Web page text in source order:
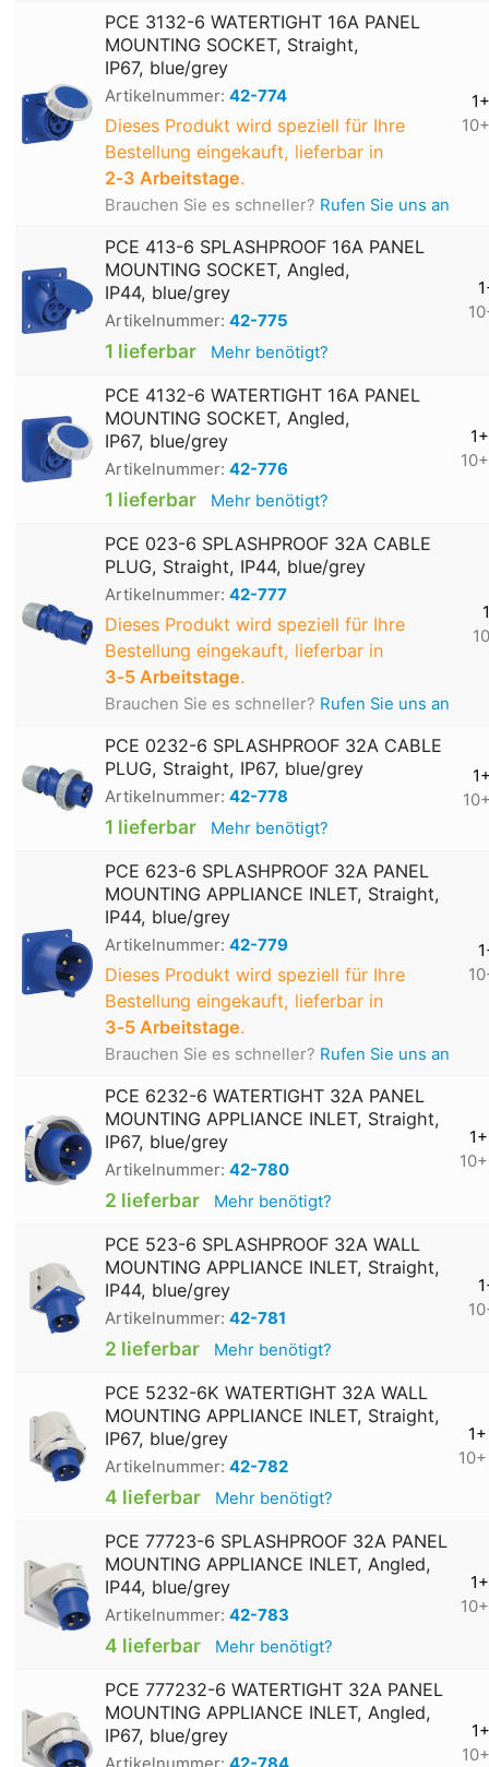
PCE 3132-6 WATERTIGHT 16A PANEL
MOUNTING SOCKET, Straight,
IP67, blue/grey
Artikelnummer: 42-774
Dieses Produkt wird speziell für Ihre
Bestellung eingekauft, lieferbar in
2‑3 Arbeitstage.
Brauchen Sie es schneller? Rufen Sie uns an
1+
10+
PCE 413-6 SPLASHPROOF 16A PANEL
MOUNTING SOCKET, Angled,
IP44, blue/grey
Artikelnummer: 42-775
1 lieferbar Mehr benötigt?
PCE 4132-6 WATERTIGHT 16A PANEL
MOUNTING SOCKET, Angled,
IP67, blue/grey
Artikelnummer: 42-776
1 lieferbar Mehr benötigt?
1+
10+
PCE 023-6 SPLASHPROOF 32A CABLE
PLUG, Straight, IP44, blue/grey
Artikelnummer: 42-777
Dieses Produkt wird speziell für Ihre
Bestellung eingekauft, lieferbar in
3‑5 Arbeitstage.
Brauchen Sie es schneller? Rufen Sie uns an
PCE 0232-6 SPLASHPROOF 32A CABLE
PLUG, Straight, IP67, blue/grey
Artikelnummer: 42-778
1 lieferbar Mehr benötigt?
PCE 623-6 SPLASHPROOF 32A PANEL
MOUNTING APPLIANCE INLET, Straight,
IP44, blue/grey
Artikelnummer: 42-779
Dieses Produkt wird speziell für Ihre
Bestellung eingekauft, lieferbar in
3‑5 Arbeitstage.
Brauchen Sie es schneller? Rufen Sie uns an
PCE 6232-6 WATERTIGHT 32A PANEL
MOUNTING APPLIANCE INLET, Straight,
IP67, blue/grey
Artikelnummer: 42-780
2 lieferbar Mehr benötigt?
1+
10+
PCE 523-6 SPLASHPROOF 32A WALL
MOUNTING APPLIANCE INLET, Straight,
IP44, blue/grey
Artikelnummer: 42-781
2 lieferbar Mehr benötigt?
PCE 5232-6K WATERTIGHT 32A WALL
MOUNTING APPLIANCE INLET, Straight,
IP67, blue/grey
Artikelnummer: 42-782
4 lieferbar Mehr benötigt?
1+
10+
PCE 77723-6 SPLASHPROOF 32A PANEL
MOUNTING APPLIANCE INLET, Angled,
IP44, blue/grey
Artikelnummer: 42-783
4 lieferbar Mehr benötigt?
1+
10+
PCE 777232-6 WATERTIGHT 32A PANEL
MOUNTING APPLIANCE INLET, Angled,
IP67, blue/grey
1+
10+